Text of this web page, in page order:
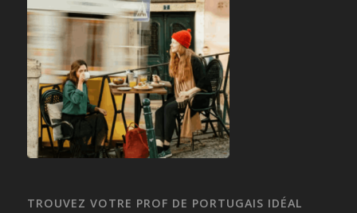
TROUVEZ VOTRE PROF DE PORTUGAIS IDÉAL